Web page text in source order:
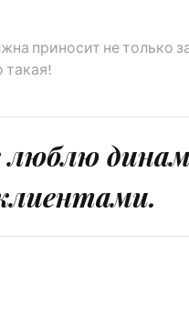
приносит не только
такая!
люблю